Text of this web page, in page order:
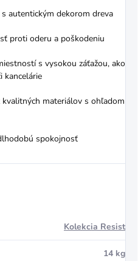
autentickým dekorom dreva
proti oderu a poškodeniu
s vysokou záťažou, ako
kancelárie
kvalitných materiálov s ohľadom
spokojnosť
Kolekcia Resist
14 kg